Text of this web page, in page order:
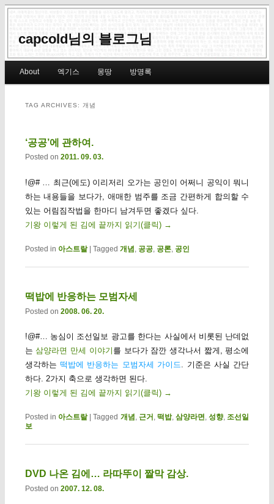
capcold님의 블로그님
Skip to primary content
Skip to secondary content
About 엑기스 몽땅 방명록
TAG ARCHIVES: 개념
‘공공’에 관하여.
Posted on 2011. 09. 03.
!@# … 최근(에도) 이리저리 오가는 공인이 어쩌니 공익이 뭐니
하는 내용들을 보다가, 애매한 범주를 조금 간편하게 합의할 수
있는 어림짐작법을 한마디 남겨두면 좋겠다 싶다.
기왕 이렇게 된 김에 끝까지 읽기(클릭) →
Posted in 아스트랄 | Tagged 개념 공공, 공론, 공인
떡밥에 반응하는 모범자세
Posted on 2008. 06. 20.
!@#… 농심이 조선일보 광고를 한다는 사실에서 비롯된 난데없
는삼양라면 만세 이야기 를 보다가 잠깐 생각나서 짧게, 평소에
생각하는 떡밥에 반응하는 모범자세 가이드
. 기준은 사실 간단
하다. 2가지 축으로 생각하면 된다.
기왕 이렇게 된 김에 끝까지 읽기(클릭) →
Posted in 아스트랄 |Tagged 개념 , 근거 , 떡밥,삼양라면,성향,조선일
보
DVD 나온 김에… 라따뚜이 짤막 감상.
Posted on 2007. 12. 08.